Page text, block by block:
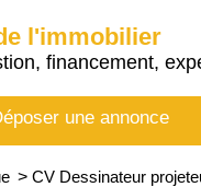
l'immobilier
financement,
une annonce
> CV Dessinateur